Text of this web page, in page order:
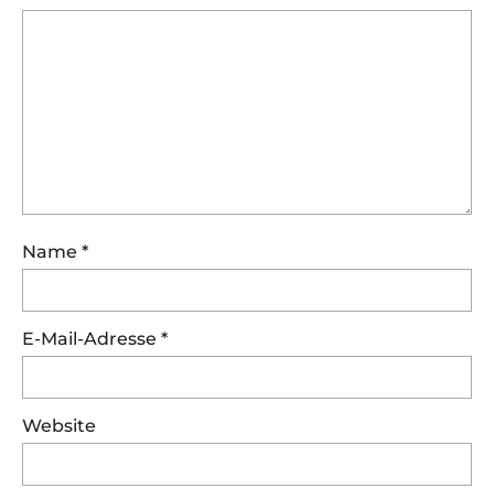
Name *
E-Mail-Adresse *
Website